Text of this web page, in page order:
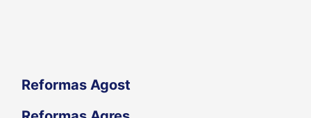
Reformas Agost